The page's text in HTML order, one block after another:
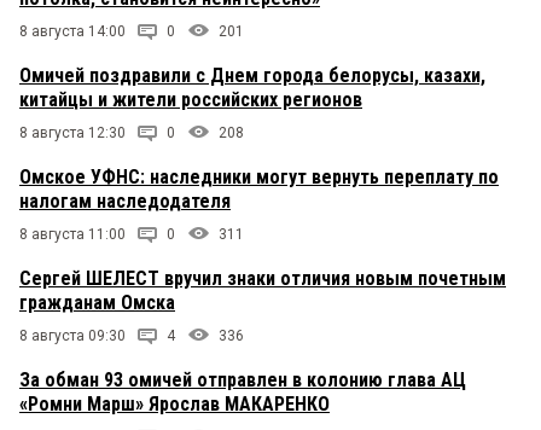
8 августа 14:00 0 201
Омичей поздравили с Днем города белорусы, казахи,
китайцы и жители российских регионов
8 августа 12:30 0 208
Омское УФНС: наследники могут вернуть переплату по
налогам наследодателя
8 августа 11:00 0 311
Сергей ШЕЛЕСТ вручил знаки отличия новым почетным
гражданам Омска
8 августа 09:30 4 336
За обман 93 омичей отправлен в колонию глава АЦ
«Ромни Марш» Ярослав МАКАРЕНКО